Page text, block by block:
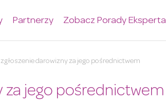
Partnerzy Zobacz Porady Eksperta
darowizny za jego pośrednictwem
za jego pośrednictwem